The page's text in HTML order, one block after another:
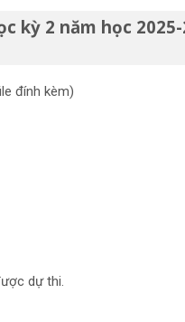
kỳ 2 năm học
đính kèm)
dự thi.